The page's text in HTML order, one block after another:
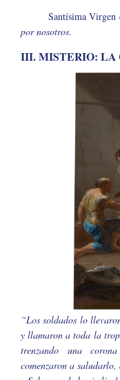
Santísima Virgen
por nosotros.
III. MISTERIO: LA
“Los soldados lo
y llamaron a toda la
trenzando una
comenzaron a